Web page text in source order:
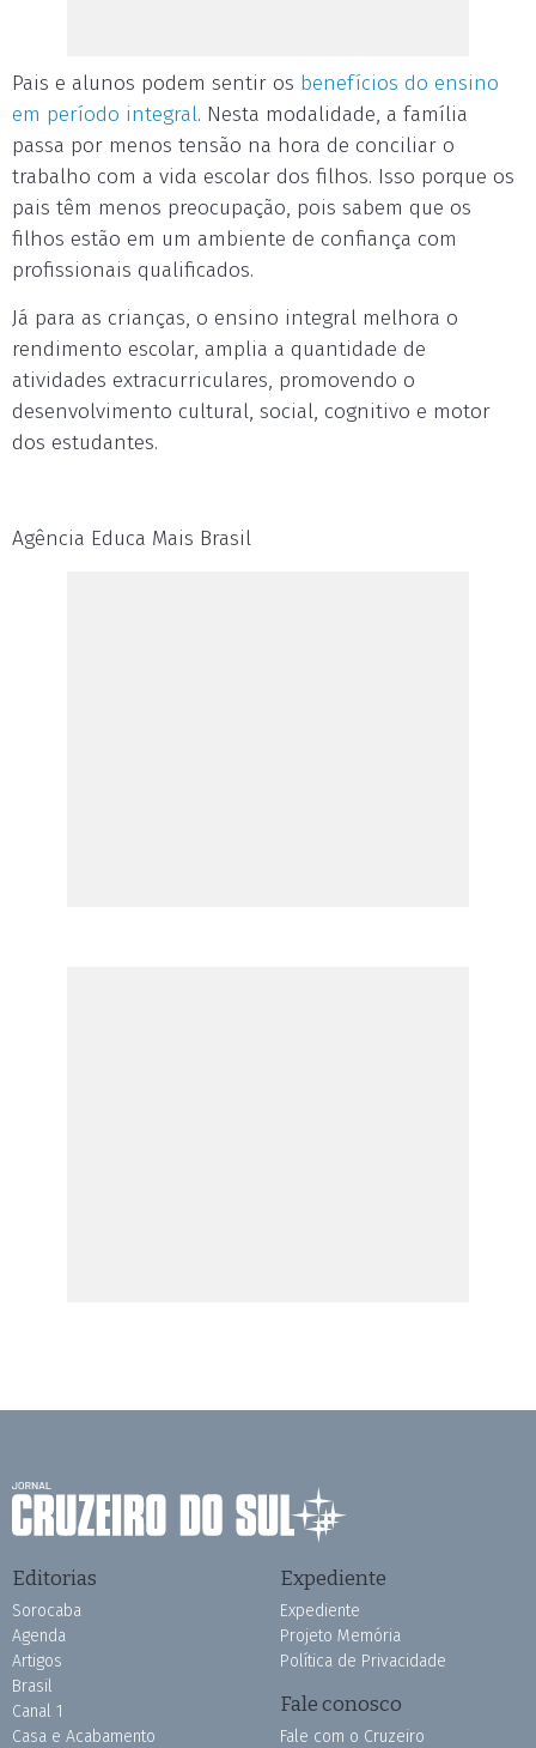
Pais e alunos podem sentir os benefícios do ensino
em período integral. Nesta modalidade, a família
passa por menos tensão na hora de conciliar o
trabalho com a vida escolar dos filhos. Isso porque os
pais têm menos preocupação, pois sabem que os
filhos estão em um ambiente de confiança com
profissionais qualificados.
Já para as crianças, o ensino integral melhora o
rendimento escolar, amplia a quantidade de
atividades extracurriculares, promovendo o
desenvolvimento cultural, social, cognitivo e motor
dos estudantes.
Agência Educa Mais Brasil
Editorias
Sorocaba
Agenda
Artigos
Brasil
Canal 1
Casa e Acabamento
Expediente
Expediente
Projeto Memória
Política de Privacidade
Fale conosco
Fale com o Cruzeiro